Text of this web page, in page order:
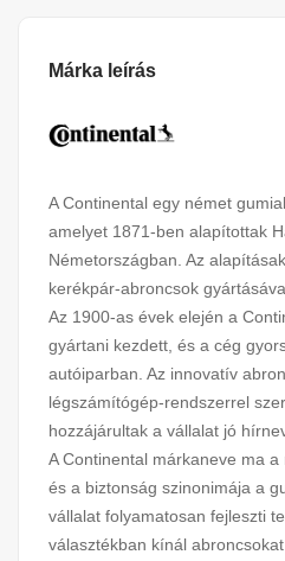
Márka leírás
A Continental egy német
amelyet 1871-ben alapítottak
Németországban. Az
kerékpár-abroncsok
Az 1900-as évek elején a
gyártani kezdett, és a cég
autóiparban. Az innovatív
légszámítógép-rendszerrel
hozzájárultak a vállalat jó
A Continental márkaneve ma
és a biztonság szinonimája a
vállalat folyamatosan fejleszti
választékban kínál